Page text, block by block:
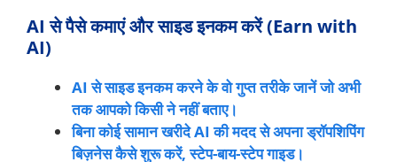
AI से पैसे कमाएं और साइड इनकम करें (Earn with
AI)
AI से साइड इनकम करने के वो गुप्त तरीके जानें जो अभी
तक आपको किसी ने नहीं बताए।
बिना कोई सामान खरीदे AI की मदद से अपना ड्रॉपशिपिंग
बिज़नेस कैसे शुरू करें, स्टेप-बाय-स्टेप गाइड।